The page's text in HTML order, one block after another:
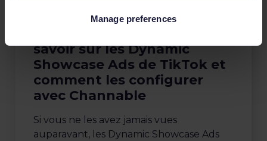
Manage preferences
savoir sur les Dynamic
Showcase Ads de TikTok et
comment les configurer
avec Channable
Si vous ne les avez jamais vues
auparavant, les Dynamic Showcase Ads